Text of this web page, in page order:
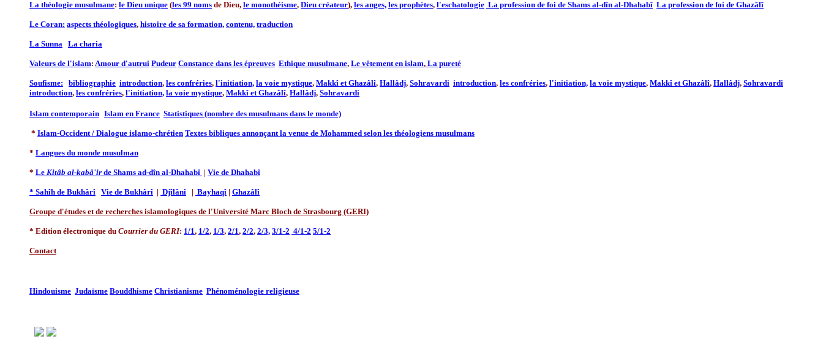
La théologie musulmane: le Dieu unique (les 99 noms de Dieu, le monothéisme, Dieu créateur), les anges, les prophètes, l'eschatologie La profession de foi de Shams al-dîn al-Dhahabî La profession de foi de Ghazâlî
Le Coran: aspects théologiques, histoire de sa formation, contenu, traduction
La Sunna La charia
Valeurs de l'islam: Amour d'autrui Pudeur Constance dans les épreuves Ethique musulmane, Le vêtement en islam, La pureté
Soufisme: bibliographie introduction, les confréries, l'initiation, la voie mystique, Makkî et Ghazâlî, Hallâdj, Sohravardi introduction, les confréries, l'initiation, la voie mystique, Makkî et Ghazâlî, Hallâdj, Sohravardi
introduction, les confréries, l'initiation, la voie mystique, Makkî et Ghazâlî, Hallâdj, Sohravardi
Islam contemporain Islam en France Statistiques (nombre des musulmans dans le monde)
* Islam-Occident / Dialogue islamo-chrétien Textes bibliques annonçant la venue de Mohammed selon les théologiens musulmans
* Langues du monde musulman
* Le Kitâb al-kabâ'ir de Shams ad-dîn al-Dhahabî | Vie de Dhahabî
* Sahîh de Bukhârî Vie de Bukhârî | Djîlânî | Bayhaqî | Ghazâlî
Groupe d'études et de recherches islamologiques de l'Université Marc Bloch de Strasbourg (GERI)
* Edition électronique du Courrier du GERI: 1/1, 1/2, 1/3, 2/1, 2/2, 2/3, 3/1-2 4/1-2 5/1-2
Contact
Hindouisme Judaïsme Bouddhisme Christianisme Phénoménologie religieuse